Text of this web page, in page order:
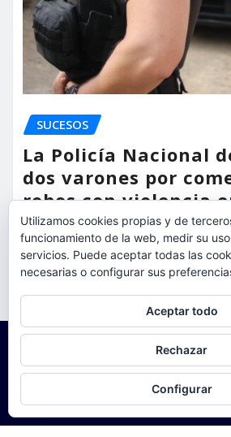
SUCESOS
La Policía Nacional
dos varones por
robos con violencia
misma mañana
torrent al dia Ago 7, 2026
Utilizamos cookies propias y de
funcionamiento de la web, medir su
servicios. Puede aceptar todas las
necesarias o configurar sus
Aceptar todo
Rechazar
Configurar
Para obtener más información, incluido